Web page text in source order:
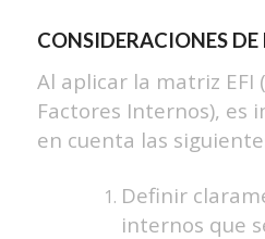
CONSIDERACIONES
Al aplicar la matriz EFI
Factores Internos),
en cuenta las
Definir
internos que